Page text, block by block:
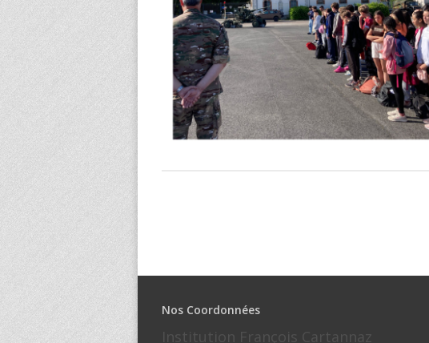
Nos Coordonnées
Institution François Cartannaz